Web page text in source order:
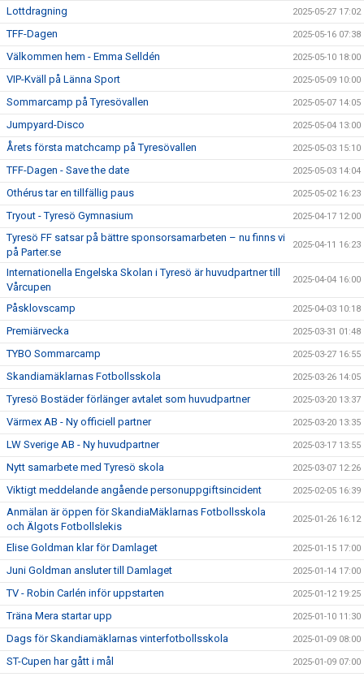
Lottdragning 2025-05-27 17:02
TFF-Dagen 2025-05-16 07:38
Välkommen hem - Emma Selldén 2025-05-10 18:00
VIP-Kväll på Länna Sport 2025-05-09 10:00
Sommarcamp på Tyresövallen 2025-05-07 14:05
Jumpyard-Disco 2025-05-04 13:00
Årets första matchcamp på Tyresövallen 2025-05-03 15:10
TFF-Dagen - Save the date 2025-05-03 14:04
Othérus tar en tillfällig paus 2025-05-02 16:23
Tryout - Tyresö Gymnasium 2025-04-17 12:00
Tyresö FF satsar på bättre sponsorsamarbeten – nu finns vi
på Parter.se
2025-04-11 16:23
Internationella Engelska Skolan i Tyresö är huvudpartner till
Vårcupen
2025-04-04 16:00
Påsklovscamp 2025-04-03 10:18
Premiärvecka 2025-03-31 01:48
TYBO Sommarcamp 2025-03-27 16:55
Skandiamäklarnas Fotbollsskola 2025-03-26 14:05
Tyresö Bostäder förlänger avtalet som huvudpartner 2025-03-20 13:37
Värmex AB - Ny officiell partner 2025-03-20 13:35
LW Sverige AB - Ny huvudpartner 2025-03-17 13:55
Nytt samarbete med Tyresö skola 2025-03-07 12:26
Viktigt meddelande angående personuppgiftsincident 2025-02-05 16:39
Anmälan är öppen för SkandiaMäklarnas Fotbollsskola
och Älgots Fotbollslekis
2025-01-26 16:12
Elise Goldman klar för Damlaget 2025-01-15 17:00
Juni Goldman ansluter till Damlaget 2025-01-14 17:00
TV - Robin Carlén inför uppstarten 2025-01-12 19:25
Träna Mera startar upp 2025-01-10 11:30
Dags för Skandiamäklarnas vinterfotbollsskola 2025-01-09 08:00
ST-Cupen har gått i mål 2025-01-09 07:00